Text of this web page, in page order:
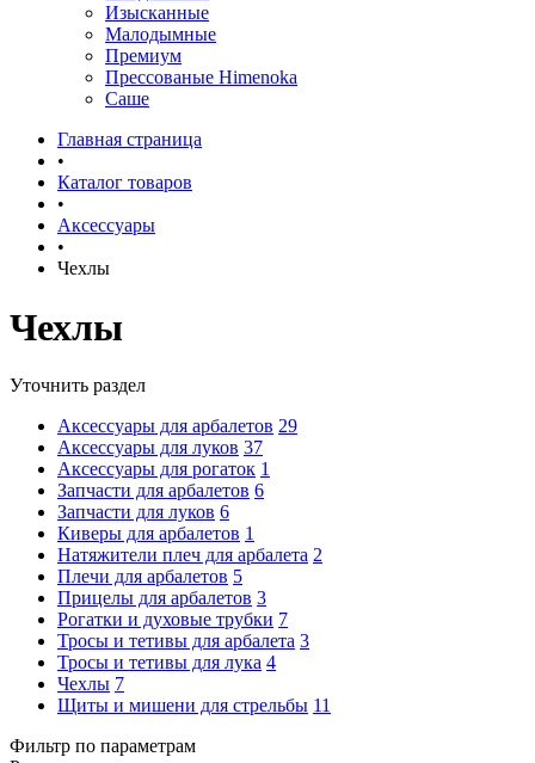
Изысканные
Малодымные
Премиум
Прессованые Himenoka
Саше
Главная страница
•
Каталог товаров
•
Аксессуары
•
Чехлы
Чехлы
Уточнить раздел
Аксессуары для арбалетов 29
Аксессуары для луков 37
Аксессуары для рогаток 1
Запчасти для арбалетов 6
Запчасти для луков 6
Киверы для арбалетов 1
Натяжители плеч для арбалета 2
Плечи для арбалетов 5
Прицелы для арбалетов 3
Рогатки и духовые трубки 7
Тросы и тетивы для арбалета 3
Тросы и тетивы для лука 4
Чехлы 7
Щиты и мишени для стрельбы 11
Фильтр по параметрам